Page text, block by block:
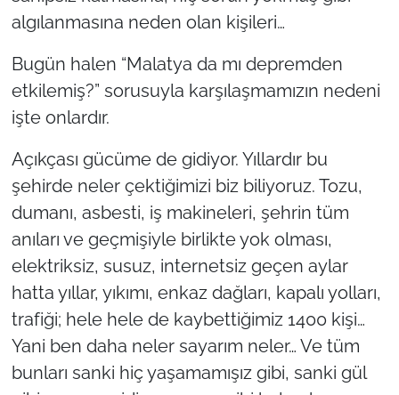
algılanmasına neden olan kişileri…
Bugün halen “Malatya da mı depremden
etkilemiş?” sorusuyla karşılaşmamızın nedeni
işte onlardır.
Açıkçası gücüme de gidiyor. Yıllardır bu
şehirde neler çektiğimizi biz biliyoruz. Tozu,
dumanı, asbesti, iş makineleri, şehrin tüm
anıları ve geçmişiyle birlikte yok olması,
elektriksiz, susuz, internetsiz geçen aylar
hatta yıllar, yıkımı, enkaz dağları, kapalı yolları,
trafiği; hele hele de kaybettiğimiz 1400 kişi…
Yani ben daha neler sayarım neler… Ve tüm
bunları sanki hiç yaşamamışız gibi, sanki gül